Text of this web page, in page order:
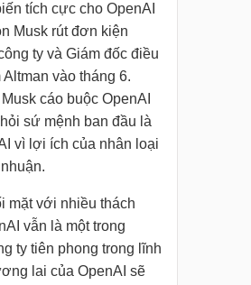
tích cực cho OpenAI
Musk rút đơn kiện
ty và Giám đốc điều
Altman vào tháng 6.
cáo buộc OpenAI
sứ mệnh ban đầu là
vì lợi ích của nhân loại
mặt với nhiều thách
vẫn là một trong
ty tiên phong trong lĩnh
lai của OpenAI sẽ